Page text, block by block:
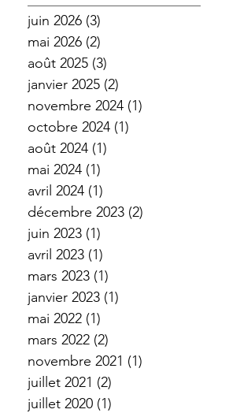
juin 2026 (3)
mai 2026 (2)
août 2025 (3)
janvier 2025 (2)
novembre 2024 (1)
octobre 2024 (1)
août 2024 (1)
mai 2024 (1)
avril 2024 (1)
décembre 2023 (2)
juin 2023 (1)
avril 2023 (1)
mars 2023 (1)
janvier 2023 (1)
mai 2022 (1)
mars 2022 (2)
novembre 2021 (1)
juillet 2021 (2)
juillet 2020 (1)